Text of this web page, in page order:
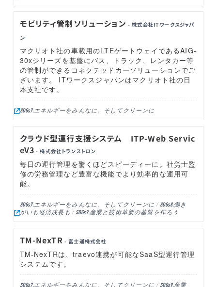
モビリティ管制ソリューション - 株式会社ITワークスジャパ
ン
マクリオト社の車載用のLTEゲートウェイであるAIG-
30xシリーズを基盤にバス、トラック、レンタカー等
の管制ができるコネクテッドカーソリューションでご
ざいます。 ITワークスジャパンはマクリオト社の日
本支社です。
SDGs7.エネルギーをみんなに。そしてクリーンに
クラウド型運行支援システム ITP-Web Servic
eV3 - 株式会社トランストロン
毎日の運行管理を驚くほどスピーディーに。社労士監
修の労務管理など豊富な機能でより効率的な運用可
能。
SDGs7.エネルギーをみんなに。そしてクリーンに SDGs8.働き
がいも経済成長も
SDGs9.産業と技術革新の基盤を作ろう
TM-NexTR - 富士通株式会社
TM-NexTRは、traevo連携が可能なSaaS型運行管理
システムです。
SDGs7.エネルギーをみんなに。そしてクリーンに SDGs9.産業